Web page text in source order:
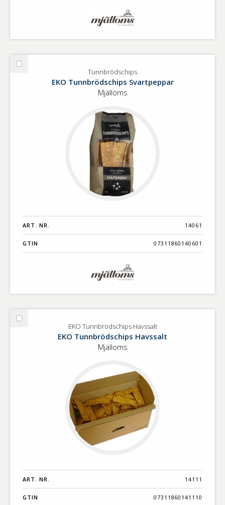
Välj
Tunnbrödschips
EKO Tunnbrödschips Svartpeppar
Mjälloms
ART. NR. 14061
GTIN 07311860140601
Välj
Tunnbrödschips
EKO Tunnbrödschips Havssalt
EKO Tunnbrödschips Havssalt
Mjälloms
ART. NR. 14111
GTIN 07311860141110